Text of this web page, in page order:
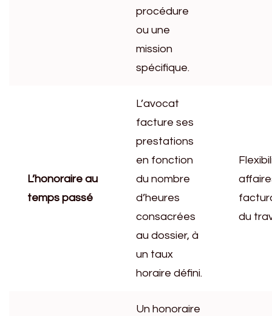
procédure
ou une
mission
spécifique.
L’honoraire au
temps passé
L’avocat
facture ses
prestations
en fonction
du nombre
d’heures
consacrées
au dossier, à
un taux
horaire défini.
du
Un honoraire